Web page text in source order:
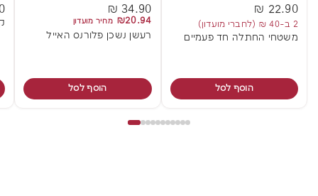
22.90 ₪
2 ב-40 ₪ (לחברי מועדון)
משטחי החתלה חד פעמיים
הוסף לסל
34.90 ₪
₪20.94 מחיר מועדון
רעשן נשכן פלורנס האייל
הוסף לסל